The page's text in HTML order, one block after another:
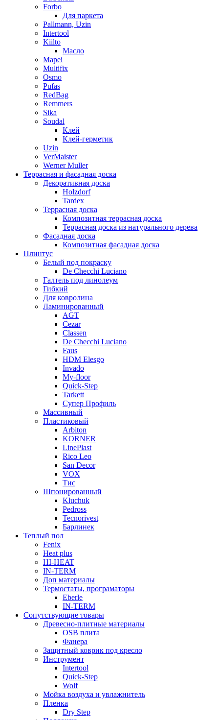
Forbo
Для паркета
Pallmann, Uzin
Intertool
Kiilto
Масло
Mapei
Multifix
Osmo
Pufas
RedBag
Remmers
Sika
Soudal
Клей
Клей-герметик
Uzin
VerMaister
Werner Muller
Террасная и фасадная доска
Декоративная доска
Holzdorf
Tardex
Террасная доска
Композитная террасная доска
Террасная доска из натурального дерева
Фасадная доска
Композитная фасадная доска
Плинтус
Белый под покраску
De Checchi Luciano
Галтель под линолеум
Гибкий
Для ковролина
Ламинированный
AGT
Cezar
Classen
De Checchi Luciano
Faus
HDM Elesgo
Invado
My-floor
Quick-Step
Tarkett
Супер Профиль
Массивный
Пластиковый
Arbiton
KORNER
LinePlast
Rico Leo
San Decor
VOX
Тис
Шпонированный
Kluchuk
Pedross
Tecnorivest
Барлинек
Теплый пол
Fenix
Heat plus
HI-HEAT
IN-TERM
Доп материалы
Термостаты, програматоры
Eberle
IN-TERM
Сопутствующие товары
Древесно-плитные материалы
OSB плита
Фанера
Защитный коврик под кресло
Инструмент
Intertool
Quick-Step
Wolf
Мойка воздуха и увлажнитель
Пленка
Dry Step